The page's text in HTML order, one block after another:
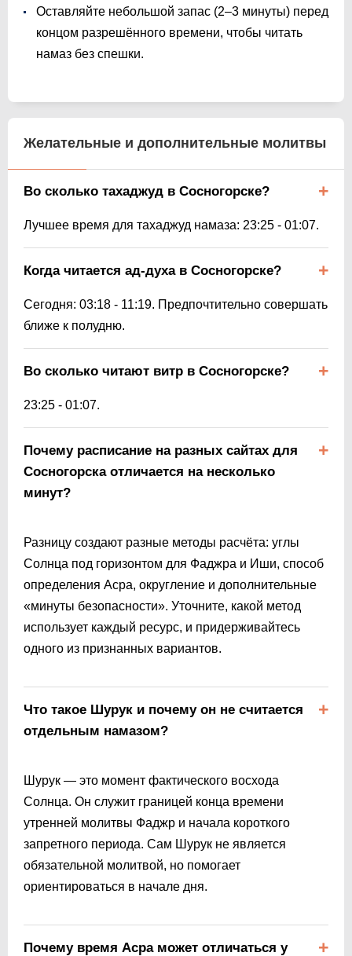
Оставляйте небольшой запас (2–3 минуты) перед
концом разрешённого времени, чтобы читать
намаз без спешки.
Желательные и дополнительные молитвы
Во сколько тахаджуд в Сосногорске?
Лучшее время для тахаджуд намаза: 23:25 - 01:07.
Когда читается ад-духа в Сосногорске?
Сегодня: 03:18 - 11:19. Предпочтительно совершать
ближе к полудню.
Во сколько читают витр в Сосногорске?
23:25 - 01:07.
Почему расписание на разных сайтах для
Сосногорска отличается на несколько
минут?
Разницу создают разные методы расчёта: углы
Солнца под горизонтом для Фаджра и Иши, способ
определения Асра, округление и дополнительные
«минуты безопасности». Уточните, какой метод
использует каждый ресурс, и придерживайтесь
одного из признанных вариантов.
Что такое Шурук и почему он не считается
отдельным намазом?
Шурук — это момент фактического восхода
Солнца. Он служит границей конца времени
утренней молитвы Фаджр и начала короткого
запретного периода. Сам Шурук не является
обязательной молитвой, но помогает
ориентироваться в начале дня.
Почему время Асра может отличаться у